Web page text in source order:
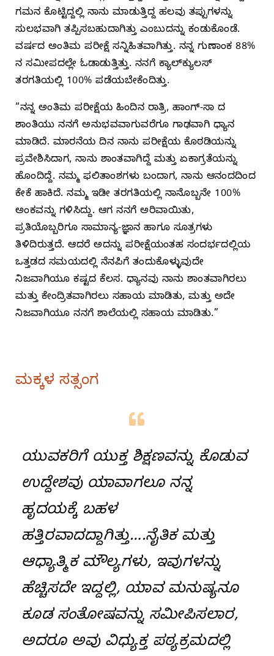
ಗಮನ ಕೊಟ್ಟಿದ್ದಲ್ಲಿ ನಾನು ಮಾಡುತ್ತಿದ್ದ ಹಲವು ತಪ್ಪುಗಳನ್ನು
ಸುಲಭವಾಗಿ ತಪ್ಪಿಸಬಹುದಾಗಿತ್ತು ಎಂಬುದನ್ನು ಕಂಡುಕೊಂಡೆ.
ವರ್ಷದ ಅಂತಿಮ ಪರೀಕ್ಷೆ ಸನ್ನಿಹಿತವಾಗಿತ್ತು. ನನ್ನ ಗುಣಾಂಕ 88%
ನ ಸಮೀಪದಲ್ಲೇ ಓಡಾಡುತ್ತಿತ್ತು. ನನಗೆ ಕ್ಯಾಲ್‌ಕ್ಯುಲಸ್‌
ತರಗತಿಯಲ್ಲಿ 100% ಪಡೆಯಬೇಕೆಂದಿತ್ತು.
“ನನ್ನ ಅಂತಿಮ ಪರೀಕ್ಷೆಯ ಹಿಂದಿನ ರಾತ್ರಿ, ಹಾಂಗ್‌-ಸಾ ದ
ಶಾಂತಿಯು ನನಗೆ ಅನುಭವವಾಗುವರೆಗೂ ಗಾಢವಾಗಿ ಧ್ಯಾನ
ಮಾಡಿದೆ. ಮಾರನೆಯ ದಿನ ನಾನು ಪರೀಕ್ಷೆಯ ಕೊಠಡಿಯನ್ನು
ಪ್ರವೇಶಿಸಿದಾಗ, ನಾನು ಶಾಂತವಾಗಿದ್ದೆ ಮತ್ತು ಏಕಾಗ್ರತೆಯನ್ನು
ಹೊಂದಿದ್ದೆ. ನಮ್ಮ ಫಲಿತಾಂಶಗಳು ಬಂದಾಗ, ನಾನು ಆನಂದದಿಂದ
ಕೇಕೆ ಹಾಕಿದೆ. ನಮ್ಮ ಇಡೀ ತರಗತಿಯಲ್ಲಿ ನಾನೊಬ್ಬನೇ 100%
ಅಂಕವನ್ನು ಗಳಿಸಿದ್ದು. ಆಗ ನನಗೆ ಅರಿವಾಯಿತು,
ಪ್ರತಿಯೊಬ್ಬರಿಗೂ ಸಾಮಾನ್ಯ-ಜ್ಞಾನ ಹಾಗೂ ಸೂತ್ರಗಳು
ತಿಳಿದಿರುತ್ತದೆ. ಆದರೆ ಅದನ್ನು ಪರೀಕ್ಷೆಯಂತಹ ಸಂದರ್ಭದಲ್ಲಿಯ
ಒತ್ತಡದ ಸಮಯದಲ್ಲಿ ನೆನಪಿಗೆ ತಂದುಕೊಳ್ಳುವುದೇ
ನಿಜವಾಗಿಯೂ ಕಷ್ಟದ ಕೆಲಸ. ಧ್ಯಾನವು ನಾನು ಶಾಂತವಾಗಿರಲು
ಮತ್ತು ಕೇಂದ್ರಿತವಾಗಿರಲು ಸಹಾಯ ಮಾಡಿತು, ಮತ್ತು ಅದೇ
ನಿಜವಾಗಿಯೂ ನನಗೆ ಶಾಲೆಯಲ್ಲಿ ಸಹಾಯ ಮಾಡಿತು.”
ಮಕ್ಕಳ ಸತ್ಸಂಗ
ಯುವಕರಿಗೆ ಯುಕ್ತ ಶಿಕ್ಷಣವನ್ನು ಕೊಡುವ
ಉದ್ದೇಶವು ಯಾವಾಗಲೂ ನನ್ನ
ಹೃದಯಕ್ಕೆ ಬಹಳ
ಹತ್ತಿರವಾದದ್ದಾಗಿತ್ತು….ನೈತಿಕ ಮತ್ತು
ಆಧ್ಯಾತ್ಮಿಕ ಮೌಲ್ಯಗಳು, ಇವುಗಳನ್ನು
ಹೆಚ್ಚಿಸದೇ ಇದ್ದಲ್ಲಿ, ಯಾವ ಮನುಷ್ಯನೂ
ಕೂಡ ಸಂತೋಷವನ್ನು ಸಮೀಪಿಸಲಾರ,
ಅದರೂ ಅವು ವಿಧ್ಯುಕ್ತ ಪಠ್ಯಕ್ರಮದಲ್ಲಿ